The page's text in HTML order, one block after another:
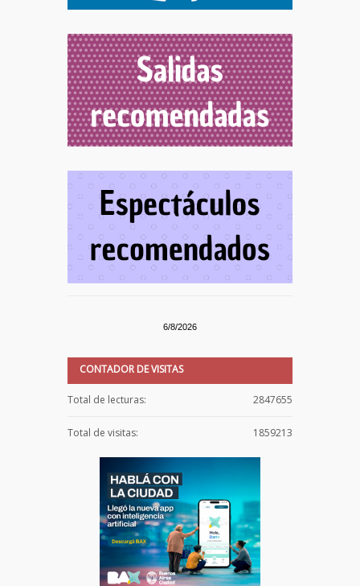
6/8/2026
CONTADOR DE VISITAS
2847655
Total de lecturas:
1859213
Total de visitas: